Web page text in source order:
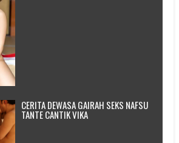
CERITA DEWASA GAIRAH SEKS NAFSU
TANTE CANTIK VIKA